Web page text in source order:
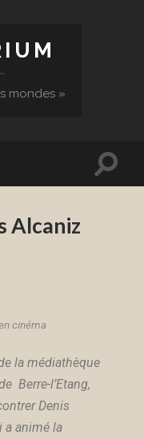
mondes »
Alcaniz
cinéma
la médiathèque
Berre-l’Etang,
Denis
a animé la